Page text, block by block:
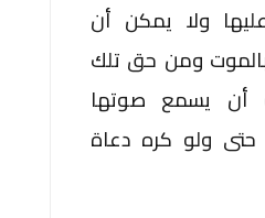
ولا يمكن أن
ومن حق تلك
أن يسمع صوتها
ولو كره دعاة